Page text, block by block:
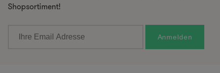
Shopsortiment!